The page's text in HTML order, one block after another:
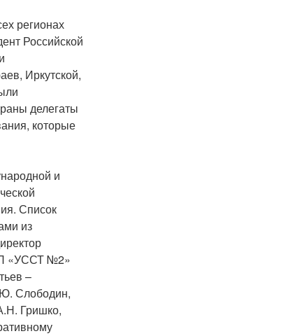
регионах
Российской
Иркутской,
делегаты
которые
и
Список
из
«УССТ №2»
–
Слободин,
Гришко,